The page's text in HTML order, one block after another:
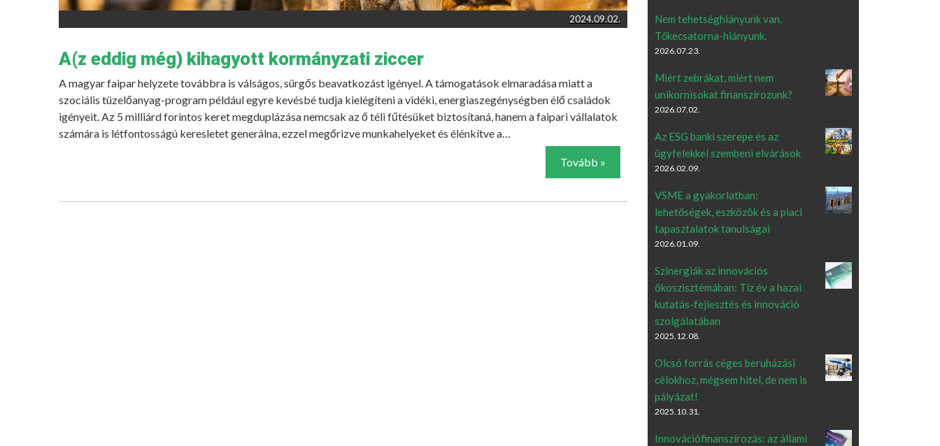
2024.09.02.
A(z eddig még) kihagyott kormányzati ziccer
A magyar faipar helyzete továbbra is válságos, sürgős beavatkozást igényel. A támogatások elmaradása miatt a
szociális tüzelőanyag-program például egyre kevésbé tudja kielégíteni a vidéki, energiaszegénységben élő családok
igényeit. Az 5 milliárd forintos keret megduplázása nemcsak az ő téli fűtésüket biztosítaná, hanem a faipari vállalatok
számára is létfontosságú keresletet generálna, ezzel megőrizve munkahelyeket és élénkítve a…
Tovább »
Nem tehetséghiányunk van.
Tőkecsatorna-hiányunk.
2026.07.23.
Miért zebrákat, miért nem
unikornisokat finanszírozunk?
2026.07.02.
Az ESG banki szerepe és az
ügyfelekkel szembeni elvárások
2026.02.09.
VSME a gyakorlatban:
lehetőségek, eszközök és a piaci
tapasztalatok tanulságai
2026.01.09.
Szinergiák az innovációs
ökoszisztémában: Tíz év a hazai
kutatás-fejlesztés és innováció
szolgálatában
2025.12.08.
Olcsó forrás céges beruházási
célokhoz, mégsem hitel, de nem is
pályázat!
2025.10.31.
Innovációfinanszírozás: az állami